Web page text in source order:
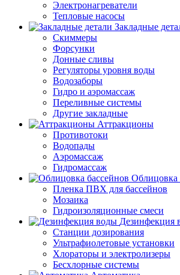
Электронагреватели
Тепловые насосы
Закладные
Скиммеры
Форсунки
Донные сливы
Регуляторы уровня воды
Водозаборы
Гидро и аэромассаж
Переливные системы
Другие закладные
Аттракционы
Противотоки
Водопады
Аэромассаж
Гидромассаж
Облицовка
Пленка ПВХ для бассейнов
Мозаика
Гидроизоляционные смеси
Дезинфекция
Станции дозирования
Ультрафиолетовые установки
Хлораторы и электролизеры
Бесхлорные системы